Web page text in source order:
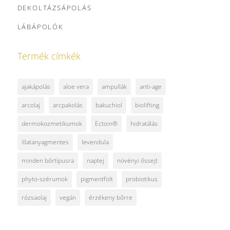
DEKOLTÁZSÁPOLÁS
LÁBÁPOLÓK
Termék címkék
ajakápolás aloe vera ampullák anti-age
arcolaj arcpakolás bakuchiol biolifting
dermokozmetikumok Ectoin® hidratálás
illatanyagmentes levendula
minden bőrtípusra naptej növényi őssejt
phyto-szérumok pigmentfolt probiotikus
rózsaolaj vegán érzékeny bőrre